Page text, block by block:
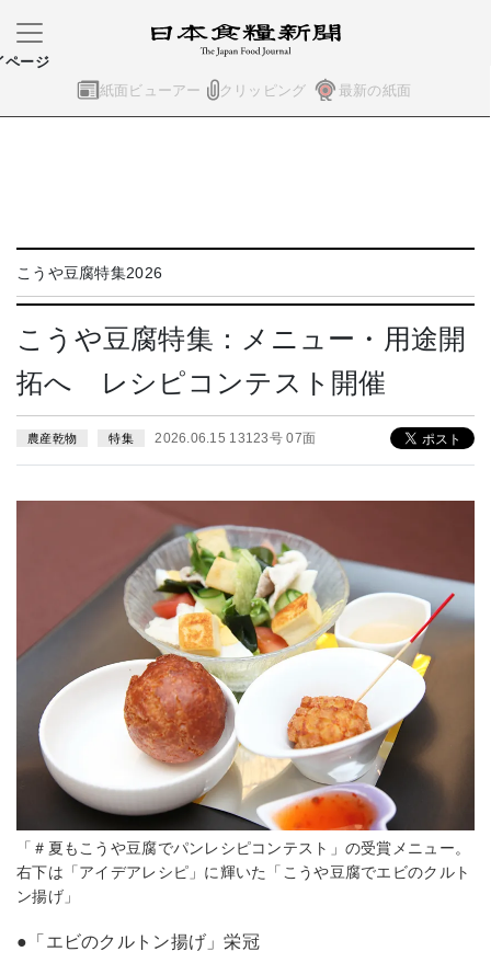
紙面ビューアー クリッピング 最新の紙面
ページ
こうや豆腐特集2026
こうや豆腐特集：メニュー・用途開
拓へ レシピコンテスト開催
農産乾物 特集 2026.06.15 13123号 07面
「＃夏もこうや豆腐でパンレシピコンテスト」の受賞メニュー。
右下は「アイデアレシピ」に輝いた「こうや豆腐でエビのクルト
ン揚げ」
●「エビのクルトン揚げ」栄冠